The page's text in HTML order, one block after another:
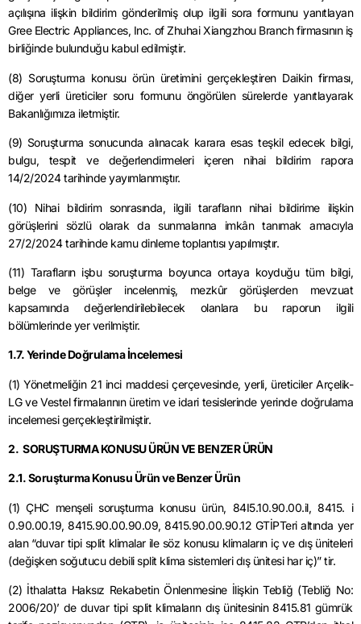
açılışına ilişkin bildirim gönderilmiş olup ilgili sora formunu yanıtlayan
Gree Electric Appliances, Inc. of Zhuhai Xiangzhou Branch firmasının iş
birliğinde bulunduğu kabul edilmiştir.
(8) Soruşturma konusu örün üretimini gerçekleştiren Daikin firması,
diğer yerli üreticiler soru formunu öngörülen sürelerde yanıtlayarak
Bakanlığımıza iletmiştir.
(9) Soruşturma sonucunda alınacak karara esas teşkil edecek bilgi,
bulgu, tespit ve değerlendirmeleri içeren nihai bildirim rapora
14/2/2024 tarihinde yayımlanmıştır.
(10) Nihai bildirim sonrasında, ilgili tarafların nihai bildirime ilişkin
görüşlerini sözlü olarak da sunmalarına imkân tanımak amacıyla
27/2/2024 tarihinde kamu dinleme toplantısı yapılmıştır.
(11) Tarafların işbu soruşturma boyunca ortaya koyduğu tüm bilgi,
belge ve görüşler incelenmiş, mezkûr görüşlerden mevzuat
kapsamında değerlendirilebilecek olanlara bu raporun ilgili
bölümlerinde yer verilmiştir.
1.7. Yerinde Doğrulama İncelemesi
(1) Yönetmeliğin 21 inci maddesi çerçevesinde, yerli, üreticiler Arçelik-
LG ve Vestel firmalarının üretim ve idari tesislerinde yerinde doğrulama
incelemesi gerçekleştirilmiştir.
2. SORUŞTURMA KONUSU ÜRÜN VE BENZER ÜRÜN
2.1. Soruşturma Konusu Ürün ve Benzer Ürün
(1) ÇHC menşeli soruşturma konusu ürün, 84I5.10.90.00.il, 8415. i
0.90.00.19, 8415.90.00.90.09, 8415.90.00.90.12 GTİPTeri altında yer
alan “duvar tipi split klimalar ile söz konusu klimaların iç ve dış üniteleri
(değişken soğutucu debili split klima sistemleri dış ünitesi har iç)” tir.
(2) İthalatta Haksız Rekabetin Önlenmesine İlişkin Tebliğ (Tebliğ No:
2006/20)’ de duvar tipi split klimaların dış ünitesinin 8415.81 gümrük